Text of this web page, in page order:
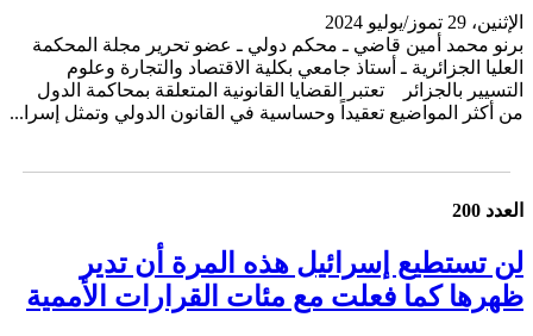
الإثنين، 29 تموز/يوليو 2024
برنو محمد أمين قاضي ـ محكم دولي ـ عضو تحرير مجلة المحكمة
العليا الجزائرية ـ أستاذ جامعي بكلية الاقتصاد والتجارة وعلوم
التسيير بالجزائر تعتبر القضايا القانونية المتعلقة بمحاكمة الدول
من أكثر المواضيع تعقيداً وحساسية في القانون الدولي وتمثل إسرا...
العدد 200
لن تستطيع إسرائيل هذه المرة أن تدير
ظهرها كما فعلت مع مئات القرارات الأممية